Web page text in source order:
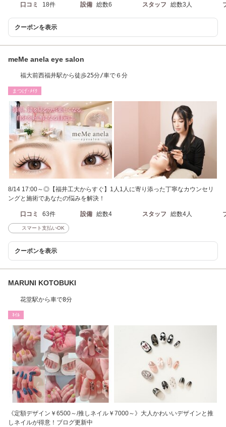
口コミ 18件 設備 総数6 スタッフ 総数3人
クーポンを表示
meMe anela eye salon
福大前西福井駅から徒歩25分/車で６分
まつげ･ﾒｲｸ
8/14 17:00～◎【福井工大からすぐ】1人1人に寄り添った丁寧なカウンセリ
ングと施術であなたの悩みを解決！
口コミ 63件 設備 総数4 スタッフ 総数4人
スマート支払いOK
クーポンを表示
MARUNI KOTOBUKI
花堂駅から車で8分
ﾈｲﾙ
《定額デザイン￥6500～/推しネイル￥7000～》大人かわいいデザインと推
しネイルが得意！ブログ更新中